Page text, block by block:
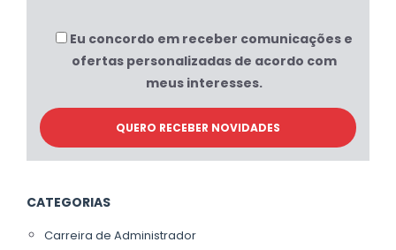
Eu concordo em receber comunicações e
ofertas personalizadas de acordo com
meus interesses.
CATEGORIAS
Carreira de Administrador